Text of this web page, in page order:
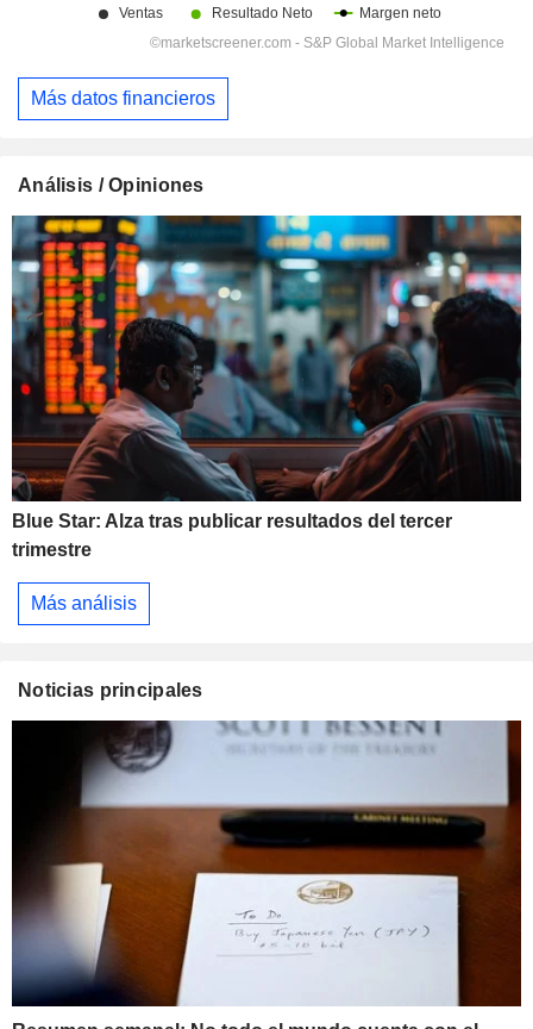
Más datos financieros
Análisis / Opiniones
Blue Star: Alza tras publicar resultados del tercer
trimestre
Más análisis
Noticias principales